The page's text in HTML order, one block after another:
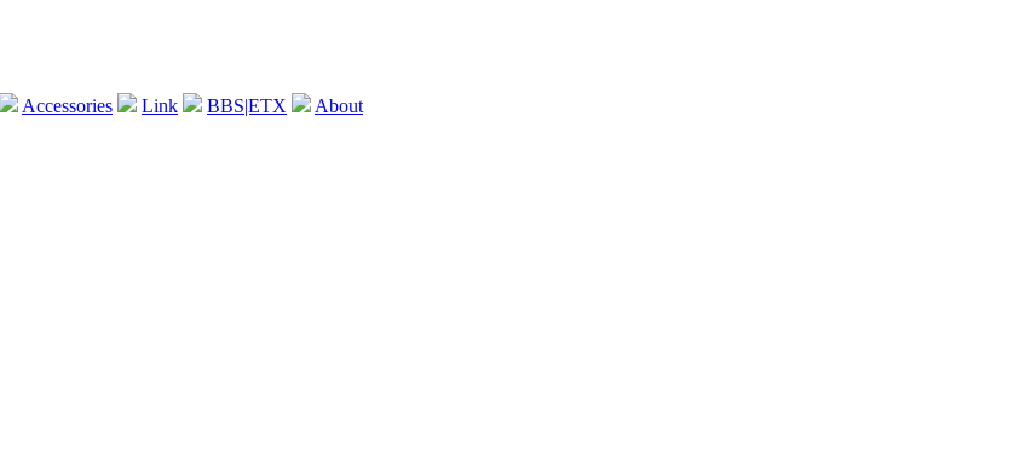
Accessories Link BBS|ETX About